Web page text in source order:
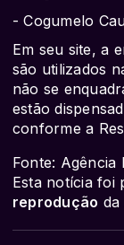
- Cogumelo
Em seu site, a
são utilizados
não se
estão
conforme a
Fonte: Agência
Esta notícia foi
reprodução da